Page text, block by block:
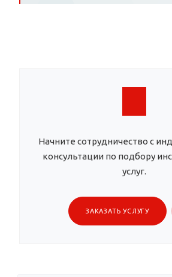
Начните сотрудничество с
консультации по подбору
услуг.
ЗАКАЗАТЬ УСЛУГУ